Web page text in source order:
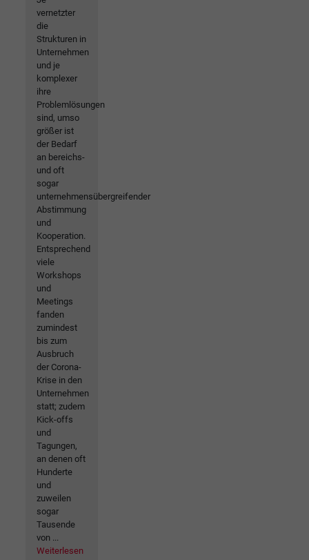
vernetzter
die
Strukturen in
Unternehmen
und je
komplexer
ihre
Problemlösungen
sind, umso
größer ist
der Bedarf
an bereichs-
und oft
sogar
unternehmensübergreifender
Abstimmung
und
Kooperation.
Entsprechend
viele
Workshops
und
Meetings
fanden
zumindest
bis zum
Ausbruch
der Corona-
Krise in den
Unternehmen
statt; zudem
Kick-offs
und
Tagungen,
an denen oft
Hunderte
und
zuweilen
sogar
Tausende
von ...
Weiterlesen